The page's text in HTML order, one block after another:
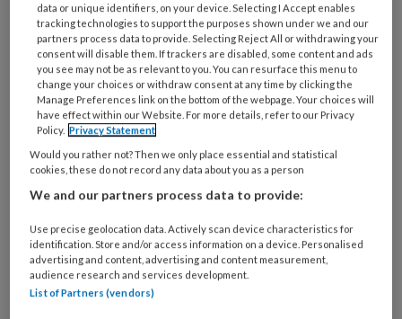
arrest van de Hoge Raad afgesloten
euthanasiezaak.
Ter herinnering: de Hoge Raad bevestigt
Bekijk de mogelijkheden
data or unique identifiers, on your device. Selecting I Accept enables
tracking technologies to support the purposes shown under we and our
partners process data to provide. Selecting Reject All or withdrawing your
consent will disable them. If trackers are disabled, some content and ads
you see may not be as relevant to you. You can resurface this menu to
change your choices or withdraw consent at any time by clicking the
Manage Preferences link on the bottom of the webpage. Your choices will
have effect within our Website. For more details, refer to our Privacy
Policy. Privacy Statement
Would you rather not? Then we only place essential and statistical
cookies, these do not record any data about you as a person
We and our partners process data to provide:
Use precise geolocation data. Actively scan device characteristics for
identification. Store and/or access information on a device. Personalised
advertising and content, advertising and content measurement,
audience research and services development.
List of Partners (vendors)